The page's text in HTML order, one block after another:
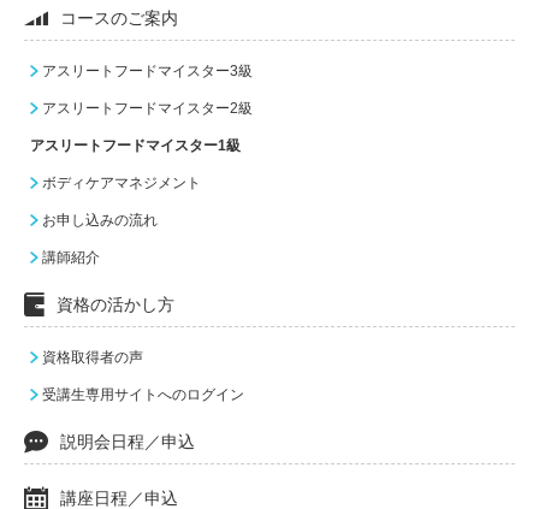
コースのご案内
アスリートフードマイスター3級
アスリートフードマイスター2級
アスリートフードマイスター1級
ボディケアマネジメント
お申し込みの流れ
講師紹介
資格の活かし方
資格取得者の声
受講生専用サイトへのログイン
説明会日程／申込
講座日程／申込